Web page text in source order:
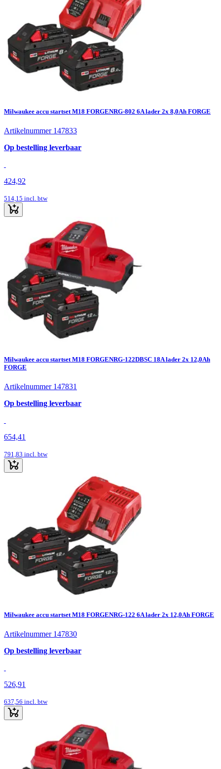
Milwaukee accu startset M18 FORGENRG-802 6A lader 2x 8,0Ah FORGE
Artikelnummer 147833
Op bestelling leverbaar
424,92
514,15 incl. btw
Milwaukee accu startset M18 FORGENRG-122DBSC 18A lader 2x 12,0Ah
FORGE
Artikelnummer 147831
Op bestelling leverbaar
654,41
791,83 incl. btw
Milwaukee accu startset M18 FORGENRG-122 6A lader 2x 12,0Ah FORGE
Artikelnummer 147830
Op bestelling leverbaar
526,91
637,56 incl. btw